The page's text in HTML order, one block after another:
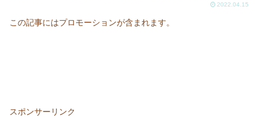
2022.04.15
この記事にはプロモーションが含まれます。
スポンサーリンク